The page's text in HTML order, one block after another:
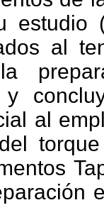
estudio
al
y
al